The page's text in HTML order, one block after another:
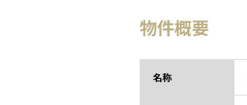
物件概要
名称